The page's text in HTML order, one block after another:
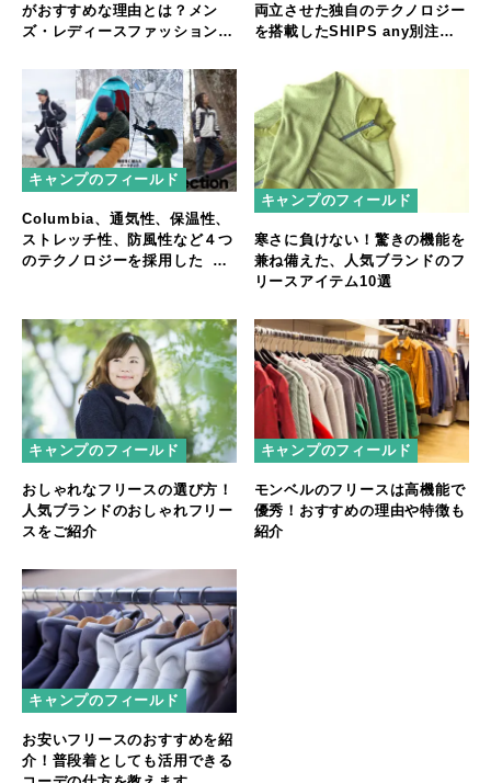
がおすすめな理由とは？メン
ズ・レディースファッションを
両立させた独自のテクノロジー
を搭載したSHIPS any別注ボ
キャンプのフィールド
Columbia、通気性、保温性、
ストレッチ性、防風性など４つ
のテクノロジーを採用した ポ
Collection」
キャンプのフィールド
寒さに負けない！驚きの機能を
兼ね備えた、人気ブランドのフ
リースアイテム10選
キャンプのフィールド
おしゃれなフリースの選び方！
人気ブランドのおしゃれフリー
スをご紹介
キャンプのフィールド
モンベルのフリースは高機能で
優秀！おすすめの理由や特徴も
紹介
キャンプのフィールド
お安いフリースのおすすめを紹
介！普段着としても活用できる